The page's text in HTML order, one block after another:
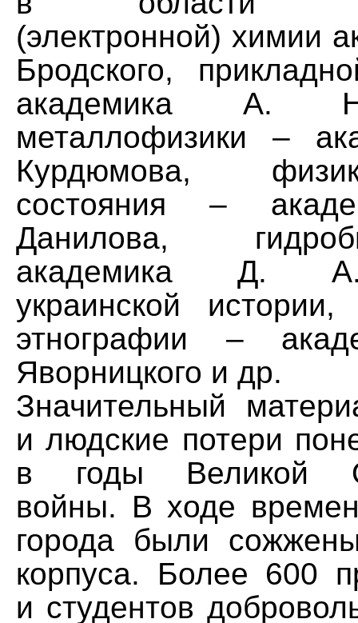
(электронной) химии
Бродского,
академика А.
металлофизики –
Курдюмова,
состояния –
Данилова,
академика Д.
украинской
этнографии –
Яворницкого и др.
Значительный
и людские потери
в годы Великой
войны. В ходе
города были
корпуса. Более 600
и студентов